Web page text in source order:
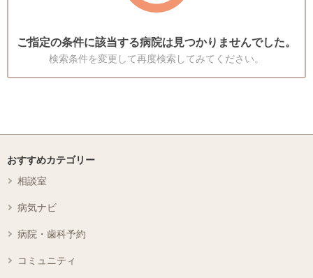
ご指定の条件に該当する病院は見つかりませんでした。
検索条件を変更して再度検索してみてください。
おすすめカテゴリー
相談室
病気ナビ
病院・歯科予約
コミュニティ